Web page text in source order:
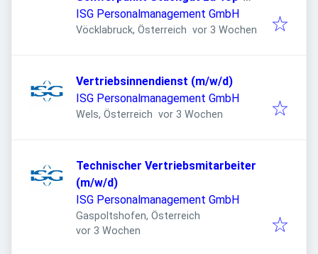
Bedingungen
ISG Personalmanagement GmbH
Vöcklabruck, Österreich Veröffentlicht
vor 3 Wochen
Vertriebsinnendienst (m/w/d)
ISG Personalmanagement GmbH
Wels, Österreich Veröffentlicht
vor 3 Wochen
Technischer Vertriebsmitarbeiter
(m/w/d)
ISG Personalmanagement GmbH
Gaspoltshofen, Österreich
Veröffentlicht
vor 3 Wochen